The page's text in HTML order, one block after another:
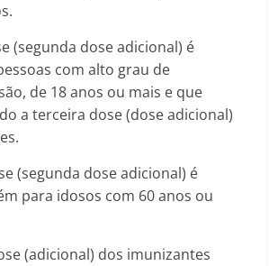
(segunda dose adicional) é
com alto grau de
de 18 anos ou mais e que
a terceira dose (dose adicional)
(segunda dose adicional) é
para idosos com 60 anos ou
(adicional) dos imunizantes